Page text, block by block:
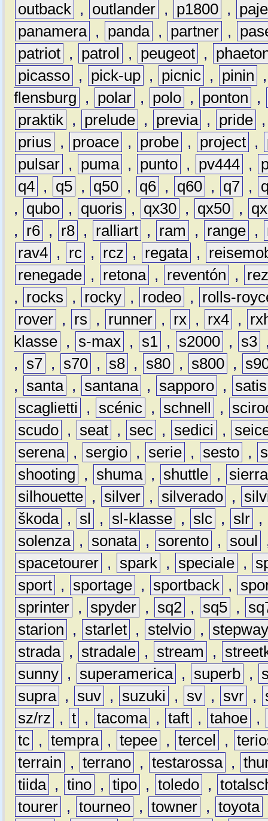
outback , outlander , p1800 ,
panamera , panda , partner ,
patriot , patrol , peugeot ,
picasso , pick-up , picnic , pinin
flensburg
, polar , polo , ponton
,
praktik , prelude , previa , pride
prius
, proace , probe , project ,
pulsar , puma , punto , pv444 ,
q4 , q5 , q50 , q6 , q60 , q7 ,
,
qubo , quoris , qx30 , qx50 ,
,
r6 , r8 , ralliart , ram , range ,
rav4 , rc , rcz , regata ,
renegade , retona , reventón ,
,
rocks , rocky , rodeo ,
rolls-
rover , rs , runner , rx , rx4 ,
klasse , s-max , s1 , s2000 , s3
,
s7 , s70 , s8 , s80 , s800 ,
,
santa , santana , sapporo ,
satis
scaglietti
, scénic , schnell ,
scudo , seat , sec , sedici ,
serena , sergio , serie , sesto ,
shooting
, shuma , shuttle ,
sierra
silhouette , silver , silverado ,
škoda , sl , sl-klasse , slc , slr ,
solenza , sonata , sorento , soul
spacetourer , spark , speciale ,
sport , sportage , sportback ,
sprinter , spyder , sq2 , sq5 ,
starion
, starlet , stelvio ,
strada , stradale , stream ,
sunny , superamerica , superb ,
supra , suv , suzuki , sv , svr ,
sz/rz
, t , tacoma , taft , tahoe ,
tc , tempra , tepee , tercel ,
terrain
, terrano , testarossa ,
tiida , tino , tipo , toledo ,
tourer , tourneo , towner , toyota